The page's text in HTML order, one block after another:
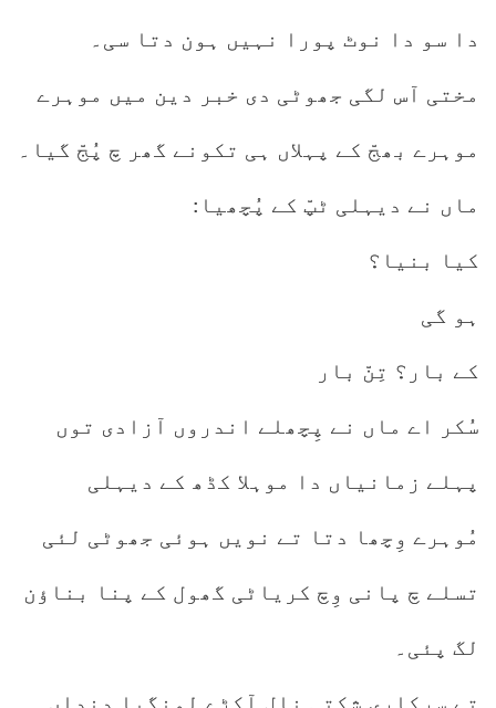
دا سو دا نوٹ پورا نہیں ہون دتا سی۔
مختی آس لگی جھوٹی دی خبر دین میں موہرے
موہرے بھجّ کے پہلاں ہی تکونے گھر چ پُجّ گیا۔
ماں نے دیہلی ٹپّ کے پُچھیا:
کیا بنیا؟
ہو گی
کے بار؟ تِنّ بار
سُکر اے ماں نے پِچھلے اندروں آزادی توں
پہلے زمانیاں دا موہلا کڈھ کے دیہلی
مُوہرے وِچھا دتا تے نویں ہوئی جھوٹی لئی
تسلے چ پانی وِچ کریاٹی گھول کے پنا بناؤن
لگ پئی۔
تے سرکاری شکتی نال آکڑے لونگیا دنداں